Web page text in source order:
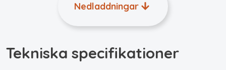
Nedladdningar
Tekniska specifikationer